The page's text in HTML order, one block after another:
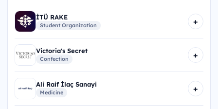
İTÜ RAKE
Student Organization +
Victoria's Secret
Confection +
Ali Raif İlaç Sanayi
Medicine +